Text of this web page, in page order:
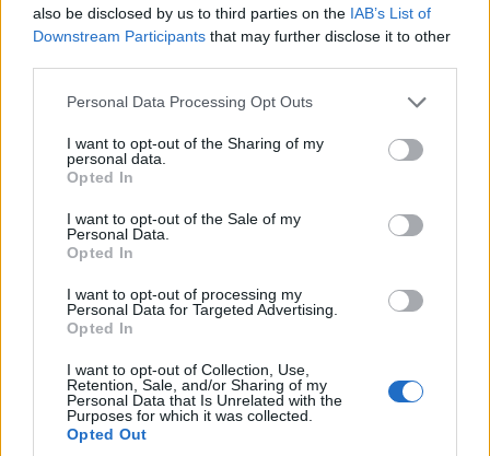
also be disclosed by us to third parties on the IAB’s List of
Downstream Participants that may further disclose it to other
Please note that this website/app uses one or more Google
not limited to your visit or usage behaviour. You may click to
grant or deny consent to Google and its third-party tags to
use your data for below specified purposes in below Google
consent section.
Personal Data Processing Opt Outs
I want to opt-out of the Sharing of my
personal data.
Opted In
I want to opt-out of the Sale of my
Personal Data.
Opted In
I want to opt-out of processing my
Personal Data for Targeted Advertising.
Opted In
I want to opt-out of Collection, Use,
Retention, Sale, and/or Sharing of my
Personal Data that Is Unrelated with the
Purposes for which it was collected.
Opted Out
Diákok a munkaerőpiacon: Így formálják a 2026-os
trendeket a fiatalok elvárásai (X)
A diákoknak már nem elég a magas órabér,
rugalmasságot is várnak.
#takács péter
digital health summit
Markus Hilken az SAP Emarsys
Hungary élén